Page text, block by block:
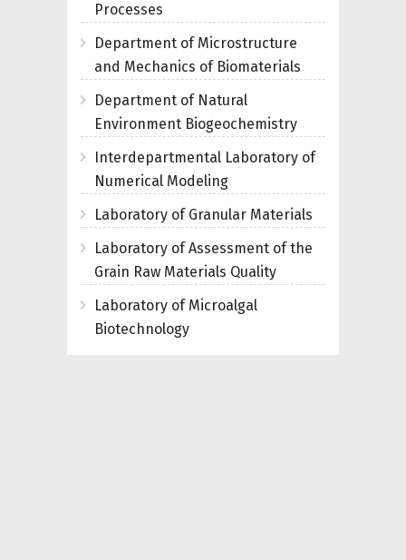
Processes
Department of Microstructure
and Mechanics of Biomaterials
Department of Natural
Environment Biogeochemistry
Interdepartmental Laboratory of
Numerical Modeling
Laboratory of Granular Materials
Laboratory of Assessment of the
Grain Raw Materials Quality
Laboratory of Microalgal
Biotechnology